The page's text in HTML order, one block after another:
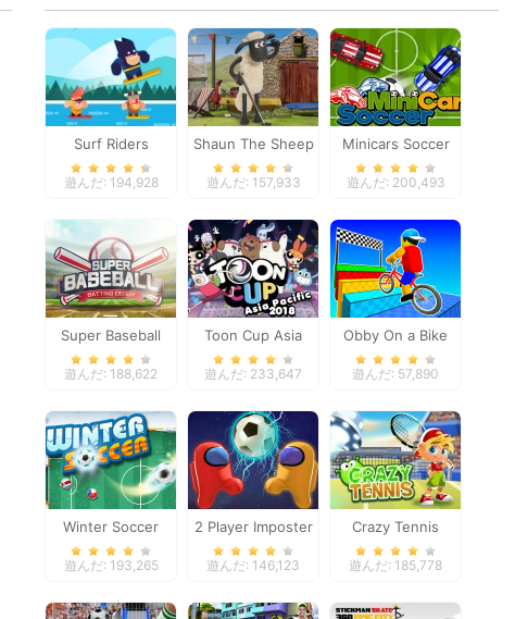
Surf Riders
遊んだ: 194,928
Shaun The Sheep
Baahmy Golf
遊んだ: 157,933
Minicars Soccer
遊んだ: 200,493
Super Baseball
遊んだ: 188,622
Toon Cup Asia
Pacific 2018
遊んだ: 233,647
Obby On a Bike
遊んだ: 57,890
Winter Soccer
遊んだ: 193,265
2 Player Imposter
Soccer
遊んだ: 146,123
Crazy Tennis
遊んだ: 185,778